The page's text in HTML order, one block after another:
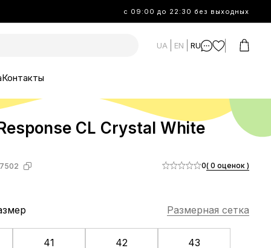
с 09:00 до 22:30 без выходных
UA EN RU
Контакты
CL Crystal White
0( 0 оценок )
Размерная сетка
41 42 43